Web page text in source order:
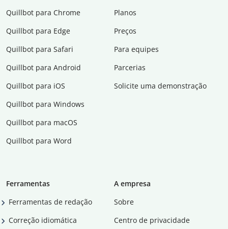
Quillbot para Chrome
Quillbot para Edge
Quillbot para Safari
Quillbot para Android
Quillbot para iOS
Quillbot para Windows
Quillbot para macOS
Quillbot para Word
Planos
Preços
Para equipes
Parcerias
Solicite uma demonstração
Ferramentas
Ferramentas de redação
Correção idiomática
A empresa
Sobre
Centro de privacidade